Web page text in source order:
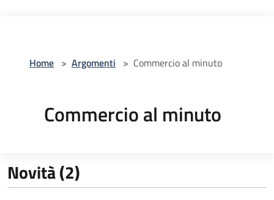
Home > Argomenti > Commercio al minuto
Commercio al minuto
Novità (2)